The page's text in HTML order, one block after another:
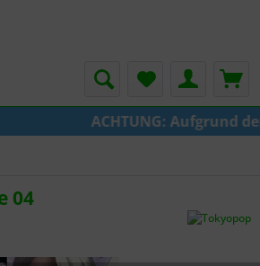
ACHTUNG: Aufgrund
04